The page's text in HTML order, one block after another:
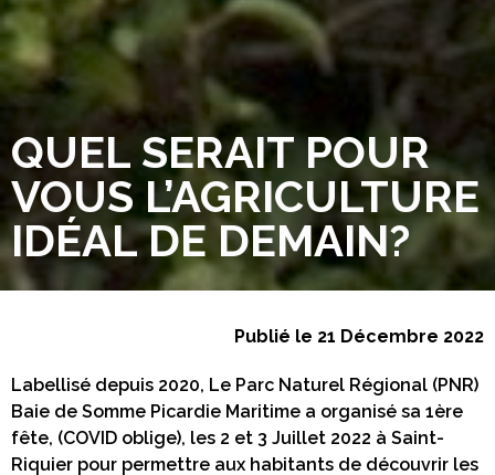
QUEL SERAIT POUR
VOUS L’AGRICULTURE
IDÉAL DE DEMAIN?
Publié le 21 Décembre 2022
Labellisé depuis 2020, Le Parc Naturel Régional (PNR)
Baie de Somme Picardie Maritime a organisé sa 1ère
fête, (COVID oblige), les 2 et 3 Juillet 2022 à Saint-
Riquier pour permettre aux habitants de découvrir les